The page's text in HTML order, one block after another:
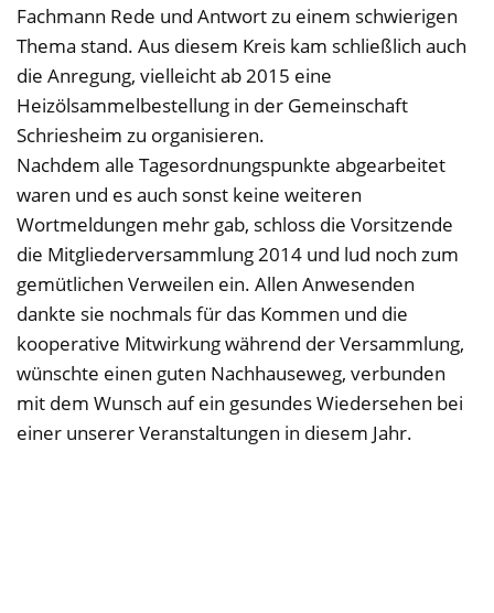
Fachmann Rede und Antwort zu einem schwierigen
Thema stand. Aus diesem Kreis kam schließlich auch
die Anregung, vielleicht ab 2015 eine
Heizölsammelbestellung in der Gemeinschaft
Schriesheim zu organisieren.
Nachdem alle Tagesordnungspunkte abgearbeitet
waren und es auch sonst keine weiteren
Wortmeldungen mehr gab, schloss die Vorsitzende
die Mitgliederversammlung 2014 und lud noch zum
gemütlichen Verweilen ein. Allen Anwesenden
dankte sie nochmals für das Kommen und die
kooperative Mitwirkung während der Versammlung,
wünschte einen guten Nachhauseweg, verbunden
mit dem Wunsch auf ein gesundes Wiedersehen bei
einer unserer Veranstaltungen in diesem Jahr.